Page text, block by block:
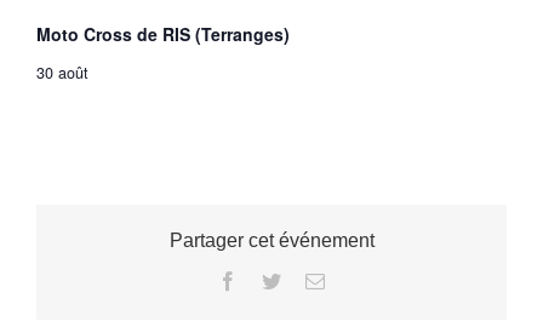
Moto Cross de RIS (Terranges)
30 août
Partager cet événement
Facebook
TwitterEmail